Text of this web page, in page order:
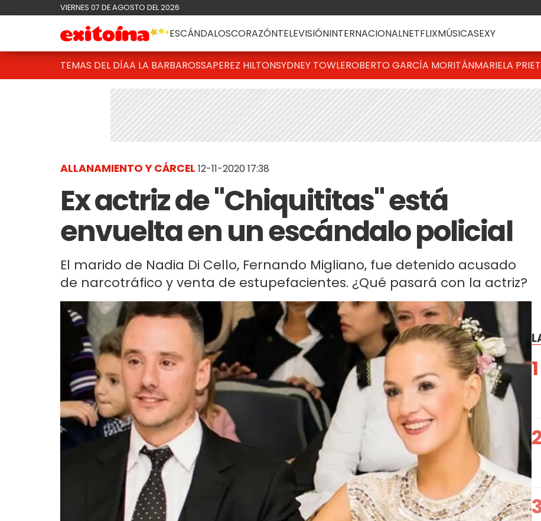
VIERNES 07 DE AGOSTO DEL 2026
ESCÁNDALOSCORAZÓNTELEVISIÓNINTERNACIONALNETFLIXMÚSICASEXY
TEMAS DEL DÍAA LA BARBAROSSAPEREZ HILTONSYDNEY TOWLEROBERTO GARCÍA MORITÁNMARIELA
ALLANAMIENTO Y CÁRCEL 12-11-2020 17:38
Ex actriz de "Chiquititas" está
envuelta en un escándalo policial
El marido de Nadia Di Cello, Fernando Migliano, fue detenido acusado
de narcotráfico y venta de estupefacientes. ¿Qué pasará con la actriz?
1
2